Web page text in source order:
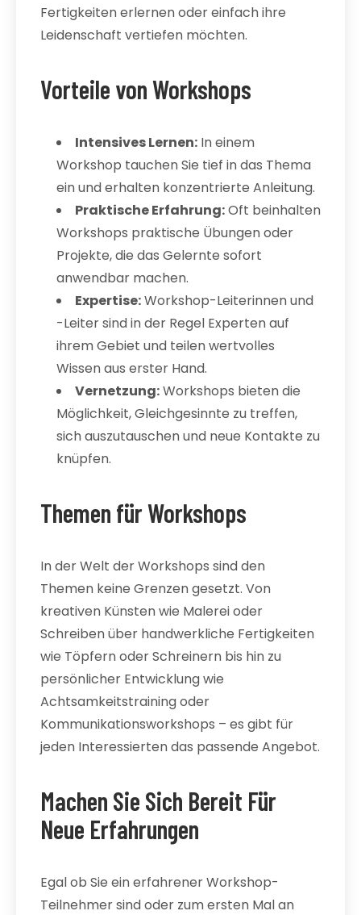
Fertigkeiten erlernen oder einfach ihre
Leidenschaft vertiefen möchten.
Vorteile von Workshops
Intensives Lernen: In einem
Workshop tauchen Sie tief in das Thema
ein und erhalten konzentrierte Anleitung.
Praktische Erfahrung:Oft beinhalten
Workshops praktische Übungen oder
Projekte, die das Gelernte sofort
anwendbar machen.
Expertise:Workshop-Leiterinnen und
-Leiter sind in der Regel Experten auf
ihrem Gebiet und teilen wertvolles
Wissen aus erster Hand.
Vernetzung:Workshops bieten die
Möglichkeit, Gleichgesinnte zu treffen,
sich auszutauschen und neue Kontakte zu
knüpfen.
Themen für Workshops
In der Welt der Workshops sind den
Themen keine Grenzen gesetzt. Von
kreativen Künsten wie Malerei oder
Schreiben über handwerkliche Fertigkeiten
wie Töpfern oder Schreinern bis hin zu
persönlicher Entwicklung wie
Achtsamkeitstraining oder
Kommunikationsworkshops – es gibt für
jeden Interessierten das passende Angebot.
Machen Sie Sich Bereit Für
Neue Erfahrungen
Egal ob Sie ein erfahrener Workshop-
Teilnehmer sind oder zum ersten Mal an